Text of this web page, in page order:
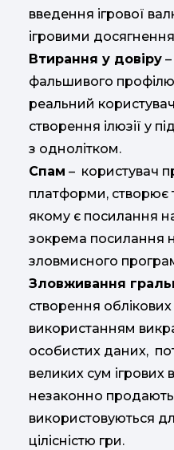
введення ігрової
ігровими
Втирання у довіру
фальшивого
реальний
створення ілюзії у
з однолітком.
Спам – користувач
платформи, створює
якому є посилання
зокрема посилання
зловмисного
Зловживання
створення облікових
використанням
особистих даних,
великих сум ігрових
незаконно
використовуються
цілісністю гри.